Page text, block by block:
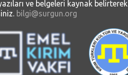
ve belgeleri kaynak belirterek
bilgi@surgun.org